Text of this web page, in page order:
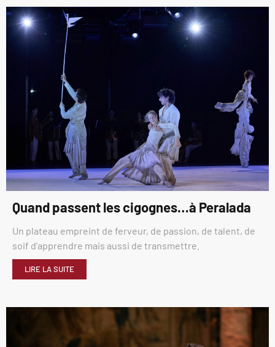
Quand passent les cigognes…à Peralada
Un plateau empreint de ferveur, de passion, de talent, de
soif d’apprendre mais aussi de transmettre.
LIRE LA SUITE